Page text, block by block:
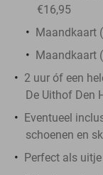
€16,95
Maandkaart
Maandkaart
2 uur óf een
De Uithof Den
Eventueel
schoenen en
Perfect als